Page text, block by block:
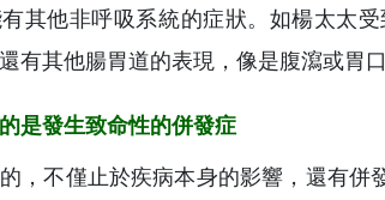
其他非呼吸系統的症狀。如楊太太
有其他腸胃道的表現，像是腹瀉或胃口
是發生致命性的併發症
，不僅止於疾病本身的影響，還有